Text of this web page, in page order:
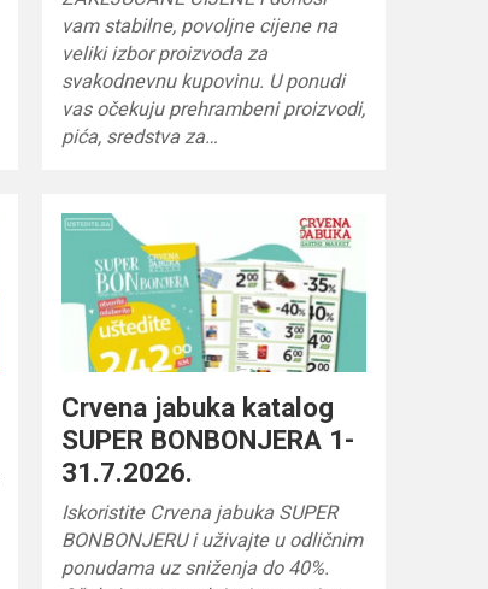
vam stabilne, povoljne cijene na
veliki izbor proizvoda za
svakodnevnu kupovinu. U ponudi
vas očekuju prehrambeni proizvodi,
pića, sredstva za…
Crvena jabuka katalog
SUPER BONBONJERA 1-
31.7.2026.
Iskoristite Crvena jabuka SUPER
BONBONJERU i uživajte u odličnim
ponudama uz sniženja do 40%.